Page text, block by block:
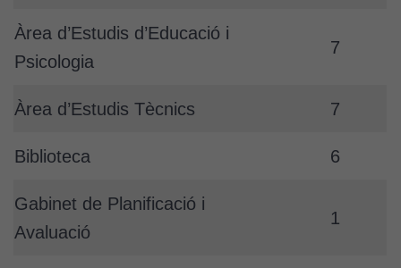
Àrea d’Estudis d’Educació i
Psicologia
7
Àrea d’Estudis Tècnics 7
Biblioteca 6
Gabinet de Planificació i
Avaluació
1